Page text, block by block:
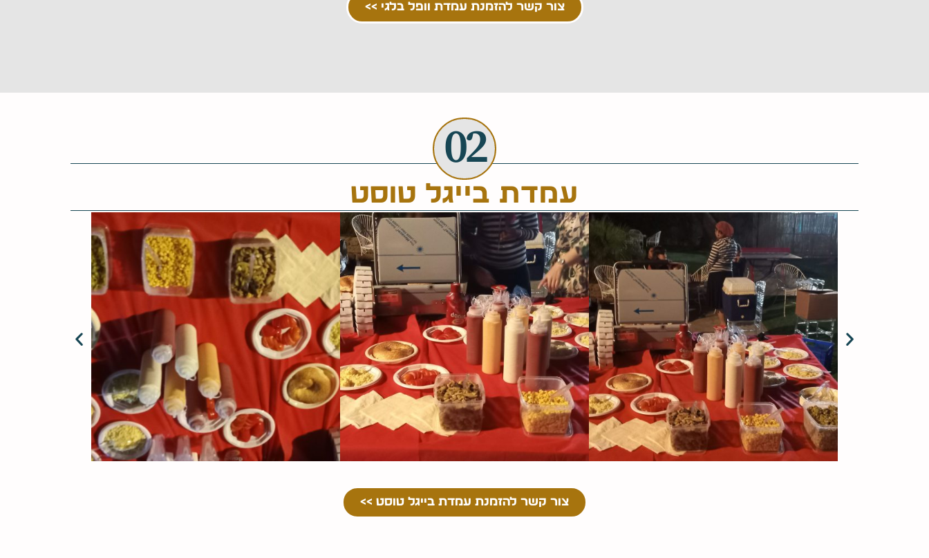
צור קשר להזמנת עמדת וופל בלגי >>
02
עמדת בייגל טוסט
צור קשר להזמנת עמדת בייגל טוסט >>